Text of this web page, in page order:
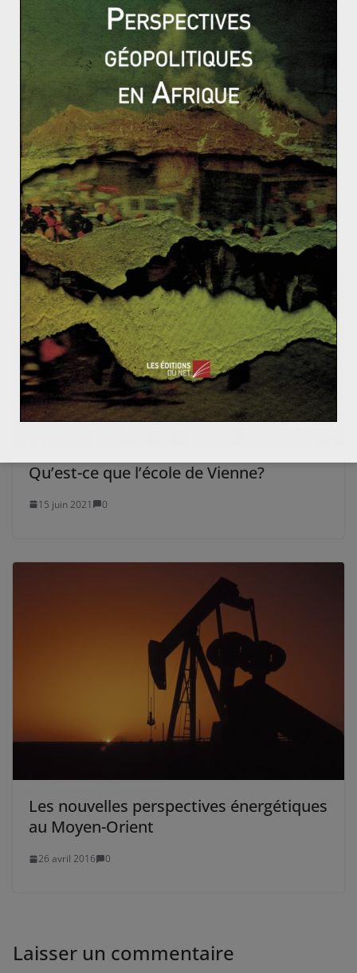
Obama sous-pression
Ludwig Erhard – Biographie
La terreur en 140 caractères – Clémence
Bacher
24 septembre 2014 0
Qu’est-ce que l’école de Vienne?
15 juin 2021 0
Les nouvelles perspectives énergétiques
au Moyen-Orient
26 avril 2016 0
Laisser un commentaire